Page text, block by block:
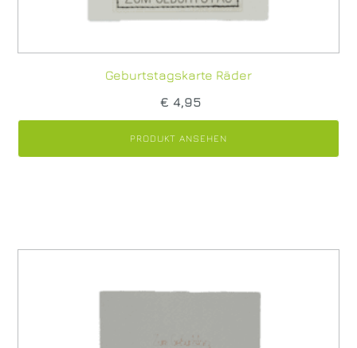
Geburtstagskarte Räder
€ 4,95
PRODUKT ANSEHEN